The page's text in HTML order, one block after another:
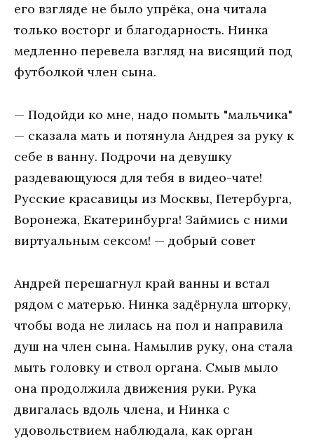
его взгляде не было упрёка, она читала
только восторг и благодарность. Нинка
медленно перевела взгляд на висящий под
футболкой член сына.
— Подойди ко мне, надо помыть "мальчика"
— сказала мать и потянула Андрея за руку к
себе в ванну. Подрочи на девушку
раздевающуюся для тебя в видео-чате!
Русские красавицы из Москвы, Петербурга,
Воронежа, Екатеринбурга! Займись с ними
виртуальным сексом! — добрый совет
Андрей перешагнул край ванны и встал
рядом с матерью. Нинка задёрнула шторку,
чтобы вода не лилась на пол и направила
душ на член сына. Намылив руку, она стала
мыть головку и ствол органа. Смыв мыло
она продолжила движения руки. Рука
двигалась вдоль члена, и Нинка с
удовольствием наблюдала, как орган